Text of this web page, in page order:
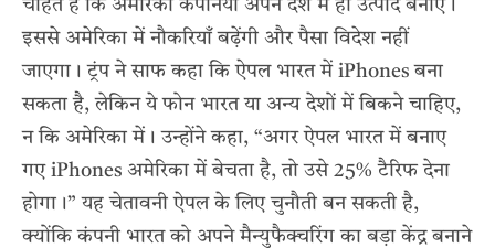
चाहते हैं कि अमेरिकी कंपनियाँ अपने देश में ही उत्पाद बनाएँ।
इससे अमेरिका में नौकरियाँ बढ़ेंगी और पैसा विदेश नहीं
जाएगा। ट्रंप ने साफ कहा कि ऐपल भारत में iPhones बना
सकता है, लेकिन ये फोन भारत या अन्य देशों में बिकने चाहिए,
न कि अमेरिका में। उन्होंने कहा, “अगर ऐपल भारत में बनाए
गए iPhones अमेरिका में बेचता है, तो उसे 25% टैरिफ देना
होगा।” यह चेतावनी ऐपल के लिए चुनौती बन सकती है,
क्योंकि कंपनी भारत को अपने मैन्युफैक्चरिंग का बड़ा केंद्र बनाने